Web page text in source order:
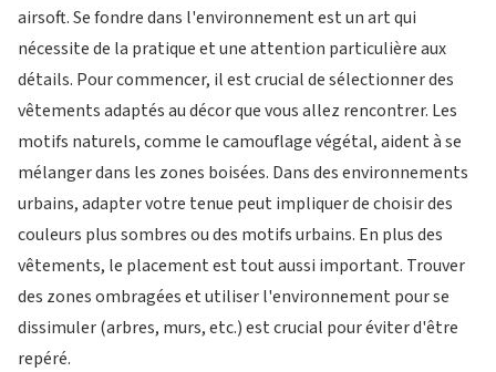
airsoft. Se fondre dans l'environnement est un art qui
nécessite de la pratique et une attention particulière aux
détails. Pour commencer, il est crucial de sélectionner des
vêtements adaptés au décor que vous allez rencontrer. Les
motifs naturels, comme le camouflage végétal, aident à se
mélanger dans les zones boisées. Dans des environnements
urbains, adapter votre tenue peut impliquer de choisir des
couleurs plus sombres ou des motifs urbains. En plus des
vêtements, le placement est tout aussi important. Trouver
des zones ombragées et utiliser l'environnement pour se
dissimuler (arbres, murs, etc.) est crucial pour éviter d'être
repéré.